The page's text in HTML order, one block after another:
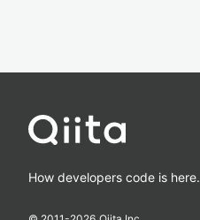
How developers code is here.